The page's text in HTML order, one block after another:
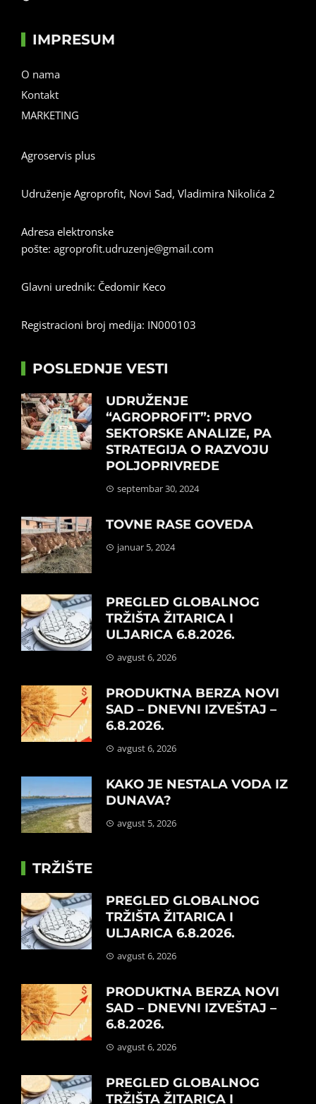
IMPRESUM
O nama
Kontakt
MARKETING
Agroservis plus
Udruženje Agroprofit, Novi Sad, Vladimira Nikolića 2
Adresa elektronske
pošte: agroprofit.udruzenje@gmail.com
Glavni urednik: Čedomir Keco
Registracioni broj medija: IN000103
POSLEDNJE VESTI
UDRUŽENJE
“AGROPROFIT”: PRVO
SEKTORSKE ANALIZE, PA
STRATEGIJA O RAZVOJU
POLJOPRIVREDE
septembar 30, 2024
TOVNE RASE GOVEDA
januar 5, 2024
PREGLED GLOBALNOG
TRŽIŠTA ŽITARICA I
ULJARICA 6.8.2026.
avgust 6, 2026
PRODUKTNA BERZA NOVI
SAD – DNEVNI IZVEŠTAJ –
6.8.2026.
avgust 6, 2026
KAKO JE NESTALA VODA IZ
DUNAVA?
avgust 5, 2026
TRŽIŠTE
PREGLED GLOBALNOG
TRŽIŠTA ŽITARICA I
ULJARICA 6.8.2026.
avgust 6, 2026
PRODUKTNA BERZA NOVI
SAD – DNEVNI IZVEŠTAJ –
6.8.2026.
avgust 6, 2026
PREGLED GLOBALNOG
TRŽIŠTA ŽITARICA I